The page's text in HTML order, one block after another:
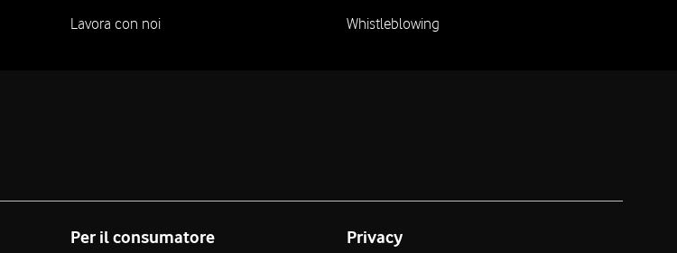
Lavora con noi Whistleblowing
Per il consumatore Privacy